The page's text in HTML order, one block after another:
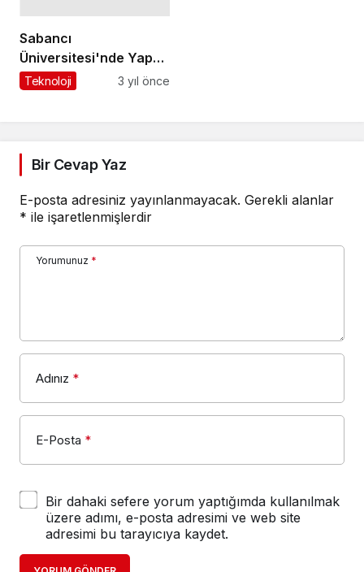
Sabancı
Üniversitesi'nde Yapay
Zekada Son Yıllarda
Teknoloji 3 yıl önce
Bir Cevap Yaz
E-posta adresiniz yayınlanmayacak. Gerekli alanlar
* ile işaretlenmişlerdir
Yorumunuz *
Adınız *
E-Posta *
Bir dahaki sefere yorum yaptığımda kullanılmak
üzere adımı, e-posta adresimi ve web site
adresimi bu tarayıcıya kaydet.